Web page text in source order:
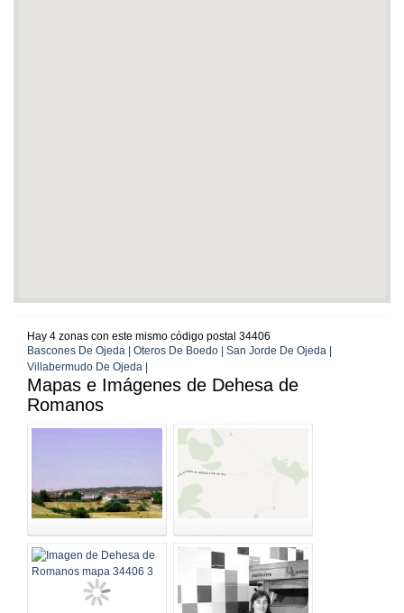
Hay 4 zonas con este mismo código postal 34406
Bascones De Ojeda | Oteros De Boedo | San Jorde De Ojeda |
Villabermudo De Ojeda |
Mapas e Imágenes de Dehesa de
Romanos